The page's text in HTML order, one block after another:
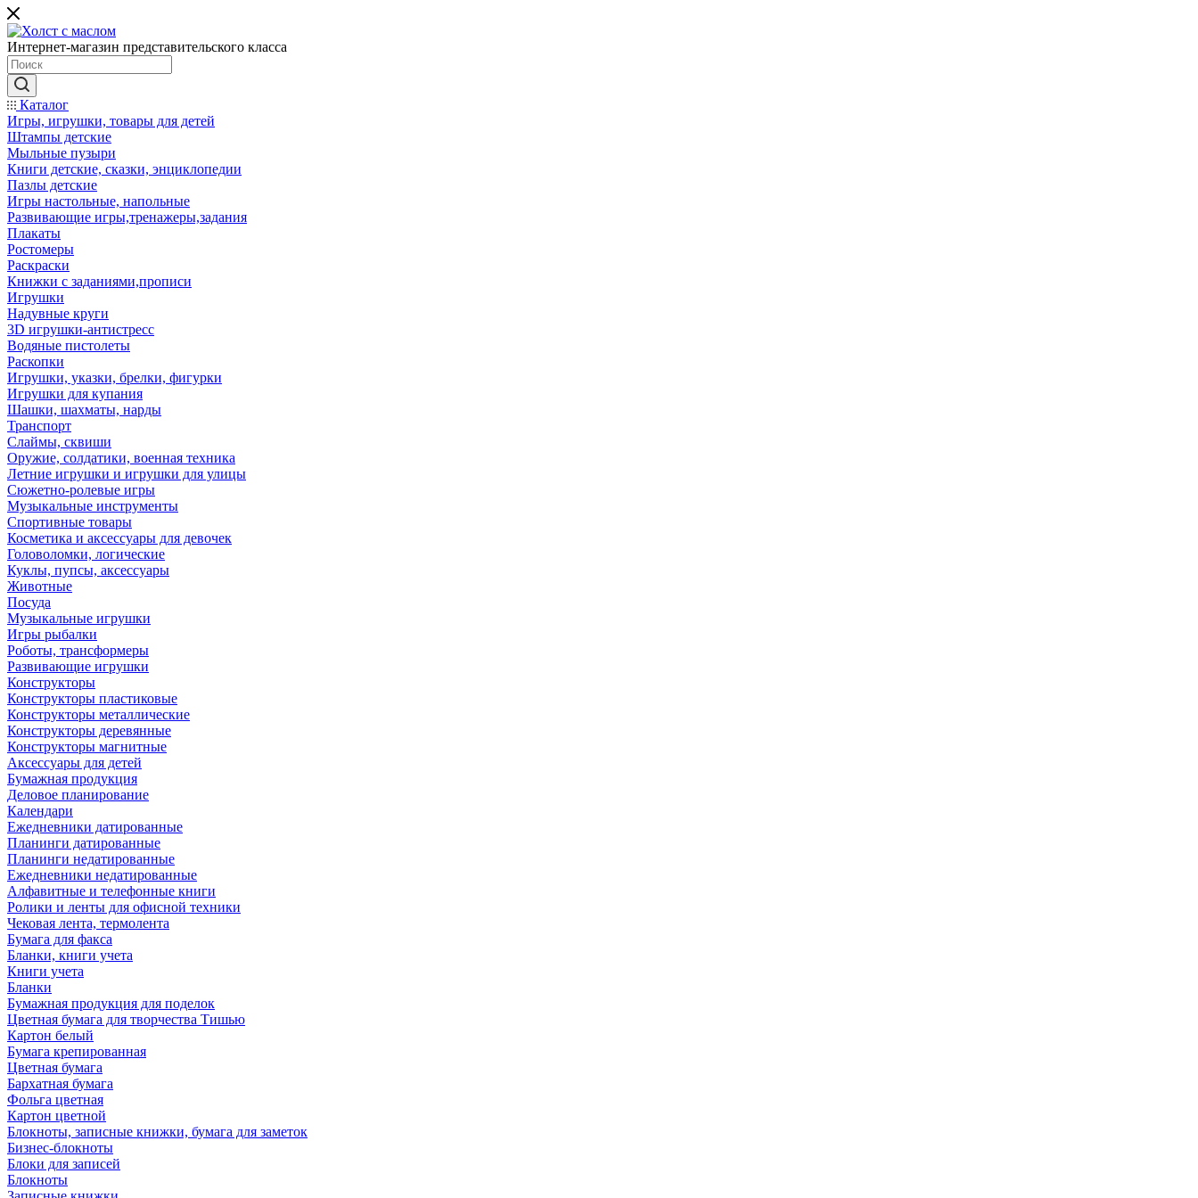
Интернет-магазин представительского класса
Каталог
Игры, игрушки, товары для детей
Штампы детские
Мыльные пузыри
Книги детские, сказки, энциклопедии
Пазлы детские
Игры настольные, напольные
Развивающие игры,тренажеры,задания
Плакаты
Ростомеры
Раскраски
Книжки с заданиями,прописи
Игрушки
Надувные круги
3D игрушки-антистресс
Водяные пистолеты
Раскопки
Игрушки, указки, брелки, фигурки
Игрушки для купания
Шашки, шахматы, нарды
Транспорт
Слаймы, сквиши
Оружие, солдатики, военная техника
Летние игрушки и игрушки для улицы
Сюжетно-ролевые игры
Музыкальные инструменты
Спортивные товары
Косметика и аксессуары для девочек
Головоломки, логические
Куклы, пупсы, аксессуары
Животные
Посуда
Музыкальные игрушки
Игры рыбалки
Роботы, трансформеры
Развивающие игрушки
Конструкторы
Конструкторы пластиковые
Конструкторы металлические
Конструкторы деревянные
Конструкторы магнитные
Аксессуары для детей
Бумажная продукция
Деловое планирование
Календари
Ежедневники датированные
Планинги датированные
Планинги недатированные
Ежедневники недатированные
Алфавитные и телефонные книги
Ролики и ленты для офисной техники
Чековая лента, термолента
Бумага для факса
Бланки, книги учета
Книги учета
Бланки
Бумажная продукция для поделок
Цветная бумага для творчества Тишью
Картон белый
Бумага крепированная
Цветная бумага
Бархатная бумага
Фольга цветная
Картон цветной
Блокноты, записные книжки, бумага для заметок
Бизнес-блокноты
Блоки для записей
Блокноты